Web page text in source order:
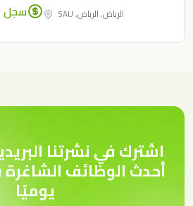
الرياض, الرياض, SAU
سجل
اشترك في نشرتنا
أحدث الوظائف
يوميًا